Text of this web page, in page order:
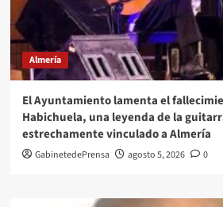
Almería
El Ayuntamiento lamenta el
Habichuela, una leyenda de la
estrechamente vinculado a Almería
GabinetedePrensa agosto 5, 2026 0